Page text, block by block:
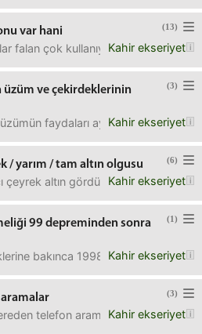
(13)
var hani
Kahir ekseriyet
falan çok kullanıyor, herkes
(3)
üzüm ve çekirdeklerinin
Kahir ekseriyet
faydaları aynı mıdır? Bunların
(6)
/ yarım / tam altın olgusu
Kahir ekseriyet
çeyrek altın gördünüz mü fotoğrafı
(1)
99 depreminden sonra
Kahir ekseriyet
bakınca 1998 var 2007 var.
(3)
Kahir ekseriyet
telefon aramaları geliyor. Dün